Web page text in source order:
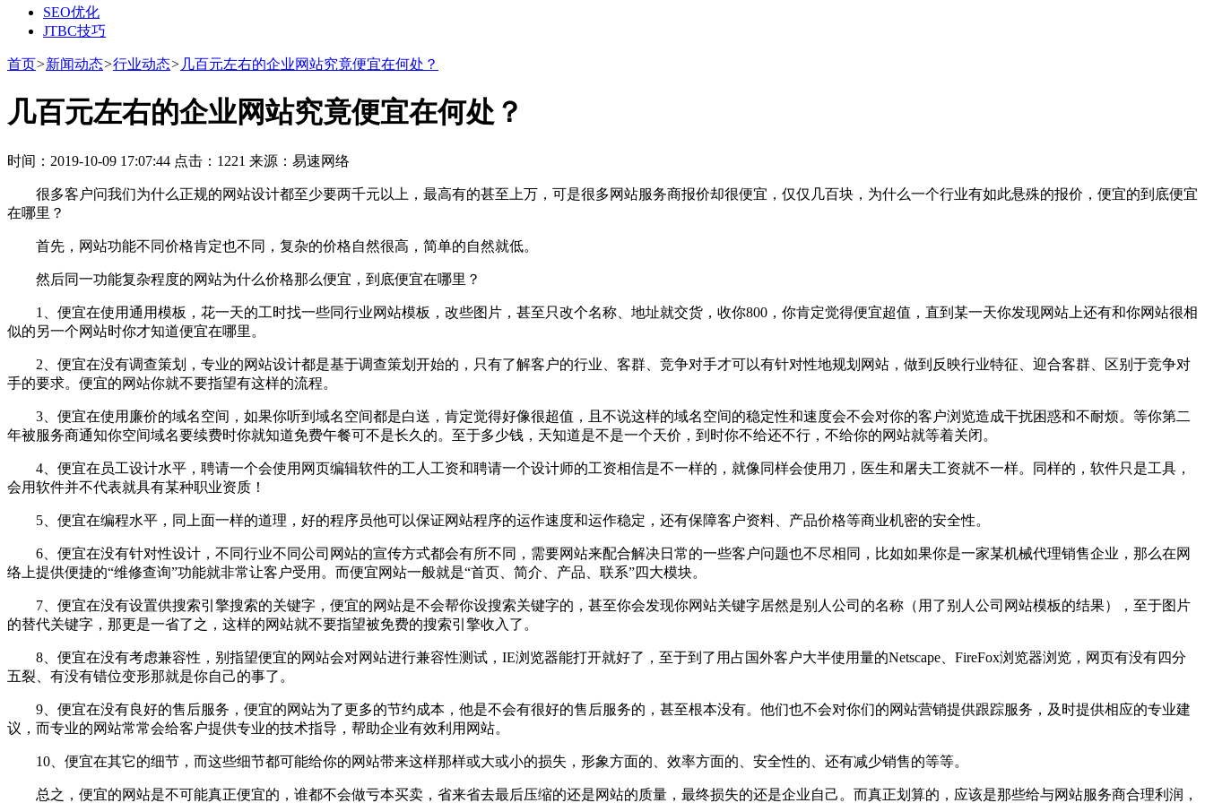
SEO优化
JTBC技巧
首页>新闻动态>行业动态> 几百元左右的企业网站究竟便宜在何处？
几百元左右的企业网站究竟便宜在何处？
时间：2019-10-09 17:07:44 点击：1221 来源：易速网络
很多客户问我们为什么正规的网站设计都至少要两千元以上，最高有的甚至上万，可是很多网站服务商报价却很便宜，仅仅几百块，为什么一个行业有如此悬殊的报价，便宜的到底便宜
在哪里？
首先，网站功能不同价格肯定也不同，复杂的价格自然很高，简单的自然就低。
然后同一功能复杂程度的网站为什么价格那么便宜，到底便宜在哪里？
1、便宜在使用通用模板，花一天的工时找一些同行业网站模板，改些图片，甚至只改个名称、地址就交货，收你800，你肯定觉得便宜超值，直到某一天你发现网站上还有和你网站很相
似的另一个网站时你才知道便宜在哪里。
2、便宜在没有调查策划，专业的网站设计都是基于调查策划开始的，只有了解客户的行业、客群、竞争对手才可以有针对性地规划网站，做到反映行业特征、迎合客群、区别于竞争对
手的要求。便宜的网站你就不要指望有这样的流程。
3、便宜在使用廉价的域名空间，如果你听到域名空间都是白送，肯定觉得好像很超值，且不说这样的域名空间的稳定性和速度会不会对你的客户浏览造成干扰困惑和不耐烦。等你第二
年被服务商通知你空间域名要续费时你就知道免费午餐可不是长久的。至于多少钱，天知道是不是一个天价，到时你不给还不行，不给你的网站就等着关闭。
4、便宜在员工设计水平，聘请一个会使用网页编辑软件的工人工资和聘请一个设计师的工资相信是不一样的，就像同样会使用刀，医生和屠夫工资就不一样。同样的，软件只是工具，
会用软件并不代表就具有某种职业资质！
5、便宜在编程水平，同上面一样的道理，好的程序员他可以保证网站程序的运作速度和运作稳定，还有保障客户资料、产品价格等商业机密的安全性。
6、便宜在没有针对性设计，不同行业不同公司网站的宣传方式都会有所不同，需要网站来配合解决日常的一些客户问题也不尽相同，比如如果你是一家某机械代理销售企业，那么在网
络上提供便捷的“维修查询”功能就非常让客户受用。而便宜网站一般就是“首页、简介、产品、联系”四大模块。
7、便宜在没有设置供搜索引擎搜索的关键字，便宜的网站是不会帮你设搜索关键字的，甚至你会发现你网站关键字居然是别人公司的名称（用了别人公司网站模板的结果），至于图片
的替代关键字，那更是一省了之，这样的网站就不要指望被免费的搜索引擎收入了。
8、便宜在没有考虑兼容性，别指望便宜的网站会对网站进行兼容性测试，IE浏览器能打开就好了，至于到了用占国外客户大半使用量的Netscape、FireFox浏览器浏览，网页有没有四分
五裂、有没有错位变形那就是你自己的事了。
9、便宜在没有良好的售后服务，便宜的网站为了更多的节约成本，他是不会有很好的售后服务的，甚至根本没有。他们也不会对你们的网站营销提供跟踪服务，及时提供相应的专业建
议，而专业的网站常常会给客户提供专业的技术指导，帮助企业有效利用网站。
10、便宜在其它的细节，而这些细节都可能给你的网站带来这样那样或大或小的损失，形象方面的、效率方面的、安全性的、还有减少销售的等等。
总之，便宜的网站是不可能真正便宜的，谁都不会做亏本买卖，省来省去最后压缩的还是网站的质量，最终损失的还是企业自己。而真正划算的，应该是那些给与网站服务商合理利润，